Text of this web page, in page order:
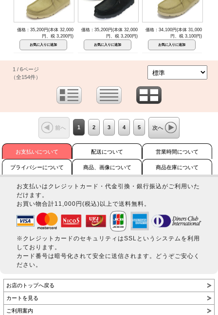
価格：35,200円(本体 32,000
円、税 3,200円)
価格：35,200円(本体 32,000
円、税 3,200円)
価格：34,100円(本体 31,000
円、税 3,100円)
1 / 6ページ
（全154件）
前へ 1 2 3 4 5 次へ
お支払いについて 配送について 営業時間について
プライバシーについて 商品、画像について 商品在庫について
お支払いはクレジットカード・代金引換・銀行振込がご利用いた
だけます。
お買い物合計11,000円(税込)以上で送料無料。
※クレジットカードのセキュリティはSSLというシステムを利用
しております。
カード番号は暗号化されて安全に送信されます。どうぞご安心く
ださい。
お店のトップへ戻る
カートを見る
ご利用案内